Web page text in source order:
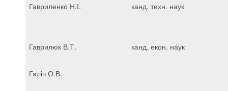
Гавриленко Н.І. канд. техн. наук
Гаврилюк В.Т. канд. екон. наук
Галіч О.В.